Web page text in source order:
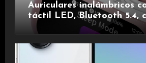
Auriculares inalámbricos
táctil LED, Bluetooth 5.4,
de ruido, impermeables y
duración.